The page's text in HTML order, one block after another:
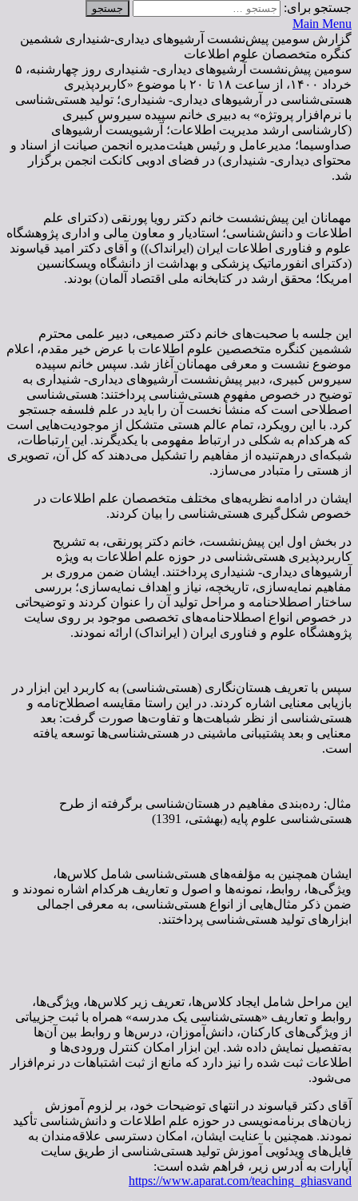
جستجو برای:
Main Menu
گزارش سومین پیش‌نشست آرشیوهای دیداری-شنیداری ششمین
کنگره متخصصان علوم اطلاعات
سومین پیش‌نشست آرشیوهای دیداری- شنیداری روز چهارشنبه، ۵
خرداد ۱۴۰۰، از ساعت ۱۸ تا ۲۰ با موضوع «کاربردپذیری
هستی‌شناسی در آرشیوهای دیداری- شنیداری؛ تولید هستی‌شناسی
با نرم‌افزار پروتژه» به دبیری خانم سپیده سیروس کبیری
(کارشناسی ارشد مدیریت اطلاعات؛ آرشیویست آرشیوهای
صداوسیما؛ مدیرعامل و رئیس هیئت‌مدیره انجمن صیانت از اسناد و
محتوای دیداری- شنیداری) در فضای ادوبی کانکت انجمن برگزار
شد.
مهمانان این پیش‌نشست خانم دکتر رویا پورنقی (دکترای علم
اطلاعات و دانش‌شناسی؛ استادیار و معاون مالی و اداری پژوهشگاه
علوم و فناوری اطلاعات ایران (ایرانداک)) و آقای دکتر امید قیاسوند
(دکترای انفورماتیک پزشکی و بهداشت از دانشگاه ویسکانسین
امریکا؛ محقق ارشد در کتابخانه ملی اقتصاد آلمان) بودند.
این جلسه با صحبت‌های خانم دکتر صمیعی، دبیر علمی محترم
ششمین کنگره متخصصین علوم اطلاعات با عرض خیر مقدم، اعلام
موضوع نشست و معرفی مهمانان آغاز شد. سپس خانم سپیده
سیروس کبیری، دبیر پیش‌نشست آرشیوهای دیداری- شنیداری به
توضیح در خصوص مفهوم هستی‌شناسی پرداختند: هستی‌شناسی
اصطلاحی است که منشأ نخست آن را باید در علم فلسفه جستجو
کرد. با این رویکرد، تمام عالم هستی متشکل از موجودیت‌هایی است
که هرکدام به شکلی در ارتباط مفهومی با یکدیگرند. این ارتباطات،
شبکه‌ای درهم‌تنیده از مفاهیم را تشکیل می‌دهند که کل آن، تصویری
از هستی را متبادر می‌سازد.
ایشان در ادامه نظریه‌های مختلف متخصصان علم اطلاعات در
خصوص شکل‌گیری هستی‌شناسی را بیان کردند.
در بخش اول این پیش‌نشست، خانم دکتر پورنقی، به تشریح
کاربردپذیری هستی‌شناسی در حوزه علم اطلاعات به ویژه
آرشیوهای دیداری- شنیداری پرداختند. ایشان ضمن مروری بر
مفاهیم نمایه‌سازی، تاریخچه، نیاز و اهداف نمایه‌سازی؛ بررسی
ساختار اصطلاحنامه و مراحل تولید آن را عنوان کردند و توضیحاتی
در خصوص انواع اصطلاحنامه‌های تخصصی موجود بر روی سایت
پژوهشگاه علوم و فناوری ایران ( ایرانداک) ارائه نمودند.
سپس با تعریف هستان‌نگاری (هستی‌شناسی) به کاربرد این ابزار در
بازیابی معنایی اشاره کردند. در این راستا مقایسه اصطلاح‌نامه و
هستی‌شناسی از نظر شباهت‌ها و تفاوت‌ها صورت گرفت: بعد
معنایی و بعد پشتیبانی ماشینی در هستی‌شناسی‌ها توسعه ‌یافته
است.
مثال: رده‌بندی مفاهیم در هستان‌شناسی برگرفته از طرح
هستی‌شناسی علوم پایه (بهشتی، 1391)
ایشان همچنین به مؤلفه‌های هستی‌شناسی شامل کلاس‌ها،
ویژگی‌ها، روابط، نمونه‌ها و اصول و تعاریف هرکدام اشاره نمودند و
ضمن ذکر مثال‌هایی از انواع هستی‌شناسی، به معرفی اجمالی
ابزارهای تولید هستی‌شناسی پرداختند.
این مراحل شامل ایجاد کلاس‌ها، تعریف زیر کلاس‌ها، ویژگی‌ها،
روابط و تعاریف «هستی‌شناسی یک مدرسه» همراه با ثبت جزییاتی
از ویژگی‌های کارکنان، دانش‌آموزان، درس‌ها و روابط بین آن‌ها
به‌تفصیل نمایش داده شد. این ابزار امکان کنترل ورودی‌ها و
اطلاعات ثبت شده را نیز دارد که مانع از ثبت اشتباهات در نرم‌افزار
می‌شود.
آقای دکتر قیاسوند در انتهای توضیحات خود، بر لزوم آموزش
زبان‌های برنامه‌نویسی در حوزه علم اطلاعات و دانش‌شناسی تأکید
نمودند. همچنین با عنایت ایشان، امکان دسترسی علاقه‌مندان به
فایل‌های ویدئویی آموزش تولید هستی‌شناسی از طریق سایت
آپارات به آدرس زیر، فراهم شده است:
https://www.aparat.com/teaching_ghiasvand